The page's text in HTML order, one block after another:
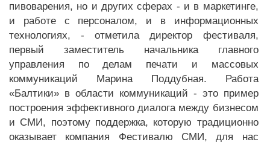
пивоварения, но и других сферах - и в маркетинге,
и работе с персоналом, и в информационных
технологиях, - отметила директор фестиваля,
первый заместитель начальника главного
управления по делам печати и массовых
коммуникаций Марина Поддубная. Работа
«Балтики» в области коммуникаций - это пример
построения эффективного диалога между бизнесом
и СМИ, поэтому поддержка, которую традиционно
оказывает компания Фестивалю СМИ, для нас